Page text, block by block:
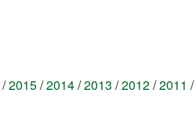
2015 2014 2013 2012 2011